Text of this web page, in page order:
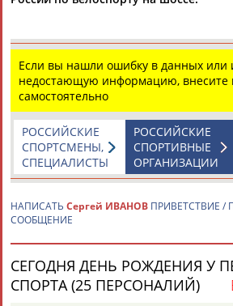
АБДРАХМАНОВАБДРАХМАНОВА
Рамазан
АБДУЛАЕВ
Тагир
АБДУЛАЕВ
Камиль
Камалудин
ЕЩЁ
Если вы нашли ошибку в данных или
недостающую информацию, внесите
самостоятельно
РОССИЙСКИЕ
СПОРТИВНЫЕ
ОРГАНИЗАЦИИ
РОССИЙСКИЕ
СПОРТСМЕНЫ,
СПЕЦИАЛИСТЫ
НАПИСАТЬ Сергей ИВАНОВ ПРИВЕТСТВИЕ /
СООБЩЕНИЕ
СЕГОДНЯ ДЕНЬ РОЖДЕНИЯ У
СПОРТА (25 ПЕРСОНАЛИЙ)